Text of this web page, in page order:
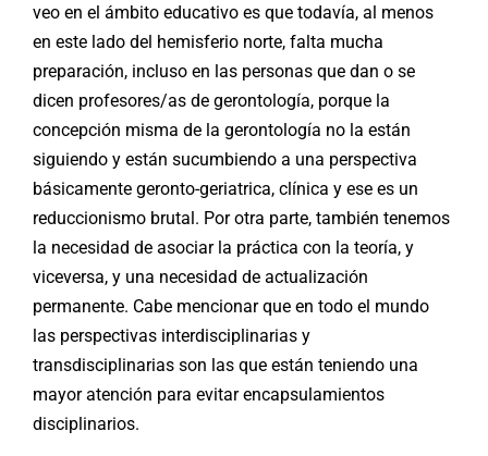
veo en el ámbito educativo es que todavía, al menos
en este lado del hemisferio norte, falta mucha
preparación, incluso en las personas que dan o se
dicen profesores/as de gerontología, porque la
concepción misma de la gerontología no la están
siguiendo y están sucumbiendo a una perspectiva
básicamente geronto-geriatrica, clínica y ese es un
reduccionismo brutal. Por otra parte, también tenemos
la necesidad de asociar la práctica con la teoría, y
viceversa, y una necesidad de actualización
permanente. Cabe mencionar que en todo el mundo
las perspectivas interdisciplinarias y
transdisciplinarias son las que están teniendo una
mayor atención para evitar encapsulamientos
disciplinarios.